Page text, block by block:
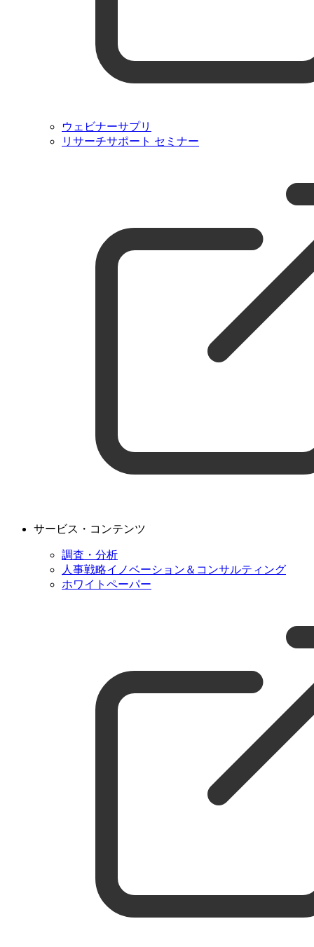
ウェビナーサプリ
リサーチサポート セミナー
サービス・コンテンツ
調査・分析
人事戦略イノベーション＆コンサルティング
ホワイトペーパー